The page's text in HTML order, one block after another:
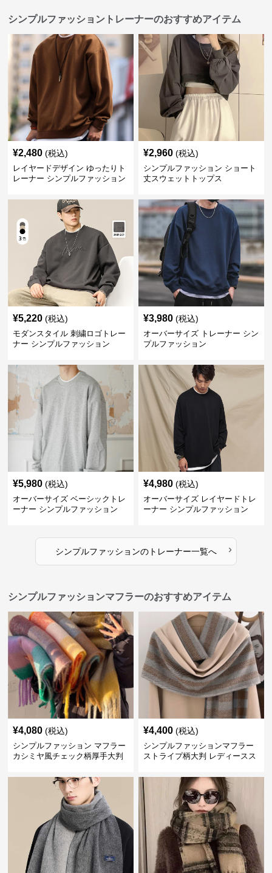
シンプルファッショントレーナーのおすすめアイテム
¥2,480 (税込)
レイヤードデザイン ゆったりト
レーナー シンプルファッション
¥2,960 (税込)
シンプルファッション ショート
丈スウェットトップス
¥5,220 (税込)
モダンスタイル 刺繍ロゴトレー
ナー シンプルファッション
¥3,980 (税込)
オーバーサイズ トレーナー シン
プルファッション
¥5,980 (税込)
オーバーサイズ ベーシックトレ
ーナー シンプルファッション
¥4,980 (税込)
オーバーサイズ レイヤードトレ
ーナー シンプルファッション
シンプルファッションのトレーナー一覧へ ›
シンプルファッションマフラーのおすすめアイテム
¥4,080 (税込)
シンプルファッション マフラー
カシミヤ風チェック柄厚手大判
¥4,400 (税込)
シンプルファッションマフラー
ストライプ柄大判 レディースス